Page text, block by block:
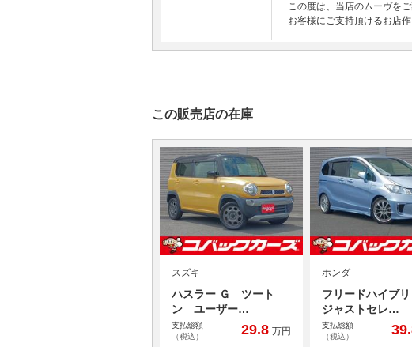
この度は、当店のムーヴを
お客様にご支持頂けるお店
この販売店の在庫
スズキ
ハスラー Ｇ ツート
ン ユーザー…
支払総額
（税込）
29.8 万円
ホンダ
フリードハイブ
ジャストセレ…
支払総額
（税込）